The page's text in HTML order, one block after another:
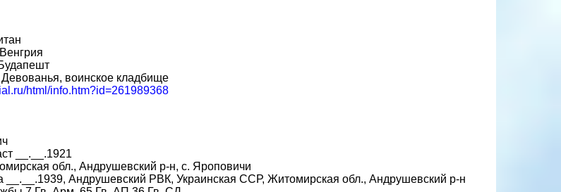
Девованья, воинское кладбище
html/info.htm?id=261989368
__.__.1921
обл., Андрушевский р-н, с. Яроповичи
__.__.1939, Андрушевский РВК, Украинская ССР, Житомирская обл., Андрушевский р-н